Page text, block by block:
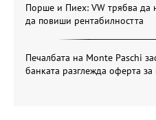
Порше и Пиех: VW трябва да
да повиши рентабилността
Печалбата на Monte Paschi
банката разглежда оферта